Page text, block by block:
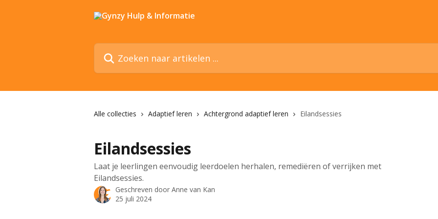
Zoeken naar artikelen ...
Alle collecties Adaptief leren Achtergrond adaptief leren Eilandsessies
Eilandsessies
Laat je leerlingen eenvoudig leerdoelen herhalen, remediëren of verrijken met
Eilandsessies.
Geschreven door Anne van Kan
25 juli 2024